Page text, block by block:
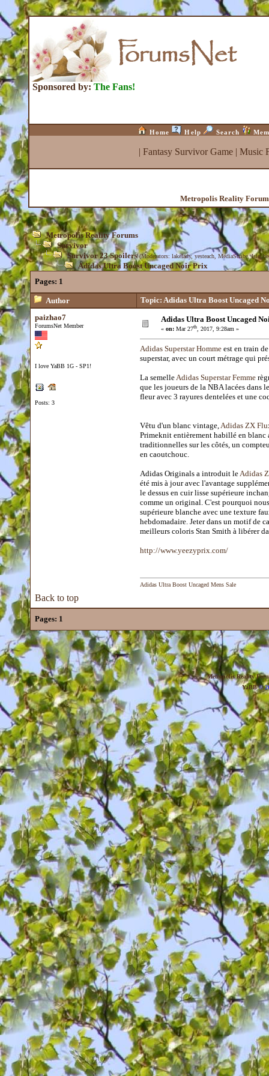
Sponsored by: The Fans!
Home Help Search
| Fantasy Survivor Game| Music
Metropolis Reality
Metropolis Reality Forums
Survivor
Survivor 23 Spoilers (Moderators: lakelady,yesteach MediaScribe,
Adidas Ultra Boost Uncaged Noir Prix
Pages: 1
Author
Topic: Adidas Ultra Boost Uncaged
paizhao7
ForumsNet Member
I love YaBB 1G - SP1!
Posts: 3
Adidas Ultra Boost Uncaged
« on: Mar 27th, 2017, 9:28am »
Adidas Superstar Homme est en train
superstar, avec un court métrage qui
La semelleAdidas Superstar Femme
que les joueurs de la NBA lacées dans
fleur avec 3 rayures dentelées et une
Vêtu d'un blanc vintage,Adidas ZX
Primeknit entièrement habillé en blanc
traditionnelles sur les côtés, un
en caoutchouc.
Adidas Originals a introduit leAdidas
été mis à jour avec l'avantage
le dessus en cuir lisse supérieure
comme un original. C'est pourquoi
supérieure blanche avec une texture
hebdomadaire. Jeter dans un motif de
meilleurs coloris Stan Smith à libérer
http://www.yeezyprix.com/
Adidas Ultra Boost Uncaged Mens Sale
Back to top
Pages: 1
Metropolis Reality
YaBB©